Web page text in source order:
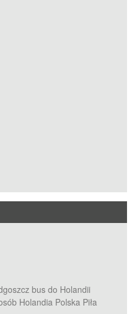
bus do Holandii
Holandia Polska Piła